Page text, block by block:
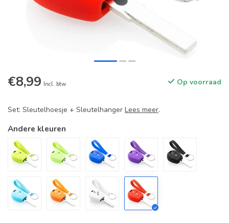
€8,99 Incl. btw Op voorraad
Set: Sleutelhoesje + Sleutelhanger Lees meer.
Andere kleuren